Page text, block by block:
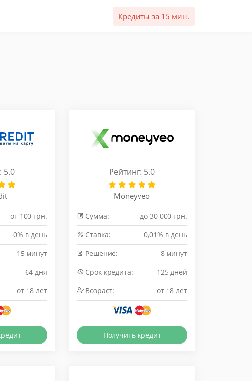
Кредиты за 15 мин.
5.0
от 100 грн.
0% в день
15 минут
64 дня
от 18 лет
Рейтинг: 5.0
Moneyveo
Сумма:
до 30 000 грн.
Cтавка:
0,01% в день
Решение:
8 минут
Срок кредита:
125 дней
Возраст:
от 18 лет
Получить кредит